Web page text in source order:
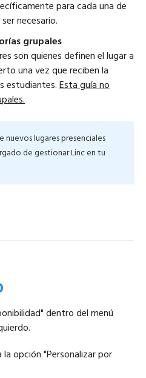
para cada una de
necesario.
grupales
son quienes definen el lugar a
una vez que reciben la
estudiantes.Esta guía no
nuevos lugares presenciales
de gestionar Linc en tu
dentro del menú
opción "Personalizar por